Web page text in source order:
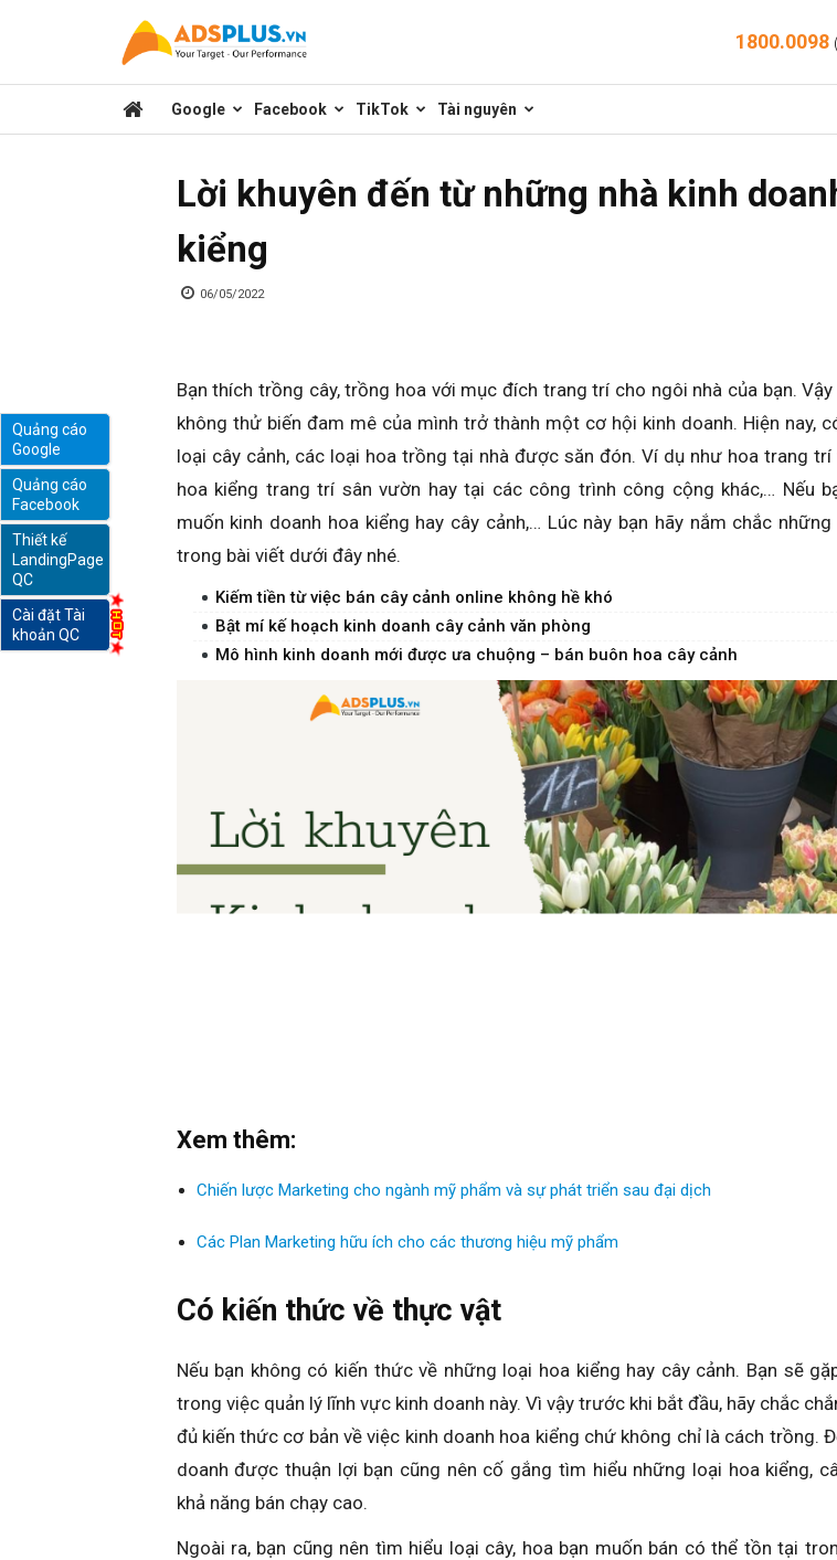
sẻ
marketing
online
1800.0098
Google Facebook TikTok Tài nguyên
Lời khuyên đến từ những nhà kinh
kiểng
06/05/2022
Bạn thích trồng cây, trồng hoa với mục đích trang trí cho ngôi nhà của bạn.
không thử biến đam mê của mình trở thành một cơ hội kinh doanh. Hiện nay,
loại cây cảnh, các loại hoa trồng tại nhà được săn đón. Ví dụ như hoa trang trí
hoa kiểng trang trí sân vườn hay tại các công trình công cộng khác,… Nếu
muốn kinh doanh hoa kiểng hay cây cảnh,… Lúc này bạn hãy nắm chắc những
trong bài viết dưới đây nhé.
Kiếm tiền từ việc bán cây cảnh online không hề khó
Bật mí kế hoạch kinh doanh cây cảnh văn phòng
Mô hình kinh doanh mới được ưa chuộng – bán buôn hoa cây cảnh
Xem thêm:
Chiến lược Marketing cho ngành mỹ phẩm và sự phát triển sau đại dịch
Các Plan Marketing hữu ích cho các thương hiệu mỹ phẩm
Có kiến thức về thực vật
Nếu bạn không có kiến thức về những loại hoa kiểng hay cây cảnh. Bạn sẽ
trong việc quản lý lĩnh vực kinh doanh này. Vì vậy trước khi bắt đầu, hãy chắc
đủ kiến thức cơ bản về việc kinh doanh hoa kiểng chứ không chỉ là cách trồng.
doanh được thuận lợi bạn cũng nên cố gắng tìm hiểu những loại hoa kiểng,
khả năng bán chạy cao.
Ngoài ra, bạn cũng nên tìm hiểu loại cây, hoa bạn muốn bán có thể tồn tại
Quảng cáo
Google
Quảng cáo
Facebook
Thiết kế
LandingPage
QC
Cài đặt Tài
khoản QC